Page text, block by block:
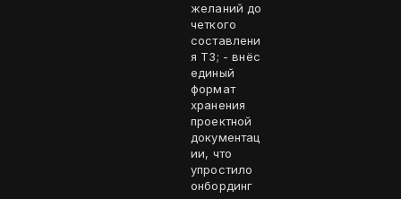
желаний до
четкого
составлени
я ТЗ; - внёс
единый
формат
хранения
проектной
документац
ии, что
упростило
онбординг